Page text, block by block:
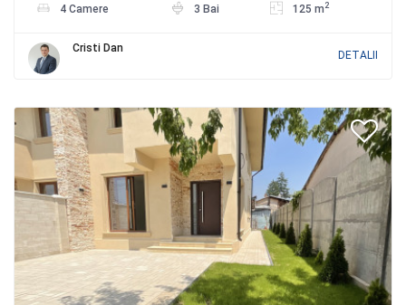
4 Camere 3 Bai 125 m 2
Cristi Dan
DETALII